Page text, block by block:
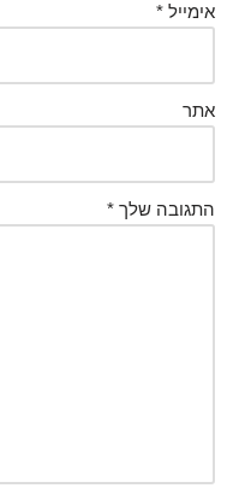
אימייל *
אתר
התגובה שלך *